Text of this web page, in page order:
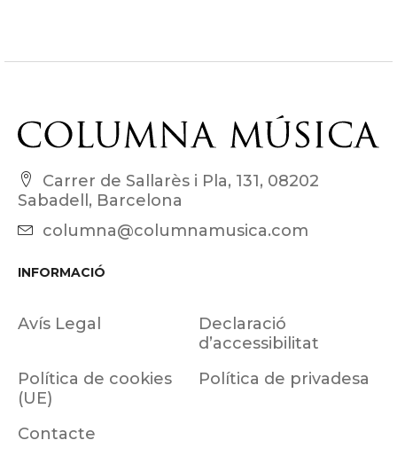
Carrer de Sallarès i Pla, 131, 08202
Sabadell, Barcelona
columna@columnamusica.com
INFORMACIÓ
Avís Legal
Declaració
d’accessibilitat
Política de cookies
(UE)
Política de privadesa
Contacte